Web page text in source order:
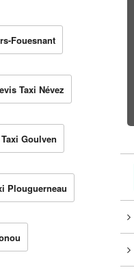
Fouesnant
Taxi Névez
Goulven
Plouguerneau